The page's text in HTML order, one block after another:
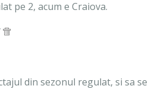
pe 2, acum e Craiova.
din sezonul regulat, si sa se